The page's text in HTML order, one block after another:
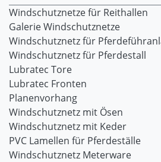
Windschutznetze für Reithallen
Galerie Windschutznetze
Windschutznetz für
Windschutznetz für Pferdestall
Lubratec Tore
Lubratec Fronten
Planenvorhang
Windschutznetz mit Ösen
Windschutznetz mit Keder
PVC Lamellen für Pferdeställe
Windschutznetz Meterware